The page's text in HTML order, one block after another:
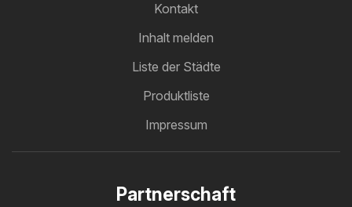
Kontakt
Inhalt melden
Liste der Städte
Produktliste
Impressum
Partnerschaft